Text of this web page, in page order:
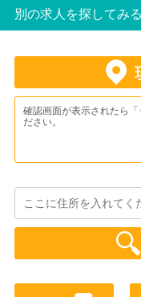
別の求人を探してみる
確認画面が表示されたら
ださい。